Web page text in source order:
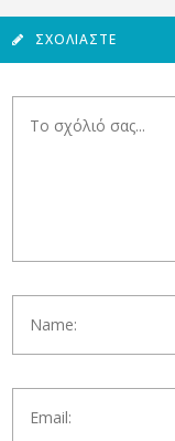
ΣΧΟΛΙΆΣΤΕ